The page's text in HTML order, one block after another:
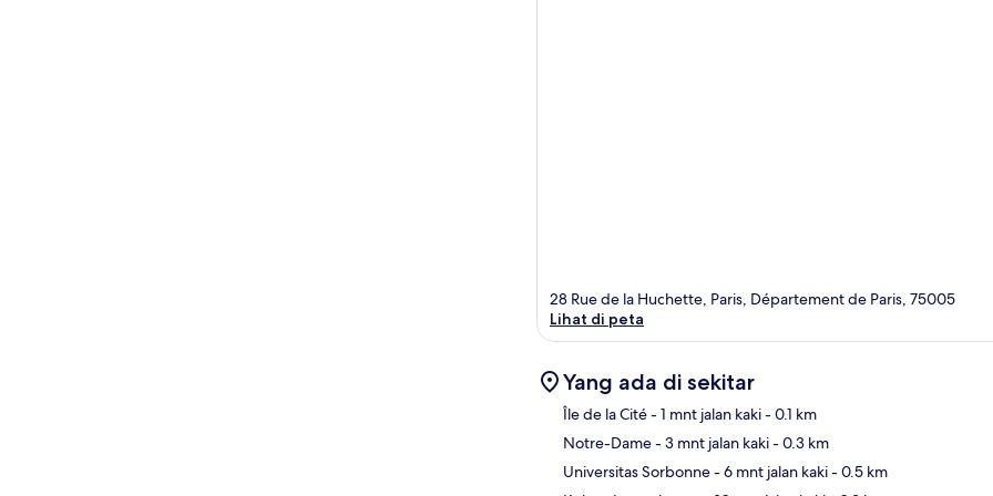
28 Rue de la Huchette, Paris, Département de Paris, 75005
Lihat di peta
Yang ada di sekitar
Île de la Cité- 1 mnt jalan kaki- 0.1 km
Notre-Dame- 3 mnt jalan kaki- 0.3 km
Universitas Sorbonne- 6 mnt jalan kaki- 0.5 km